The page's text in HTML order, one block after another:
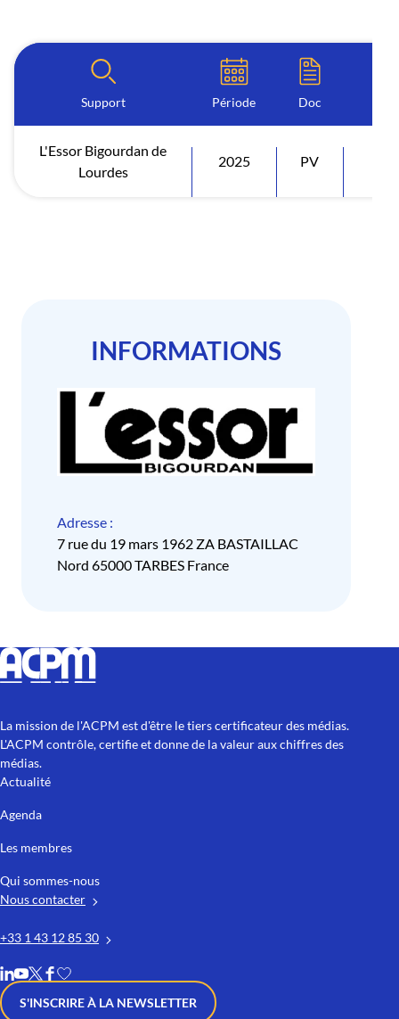
Support Période Doc
L'Essor Bigourdan de
Lourdes
2025 PV
INFORMATIONS
Adresse :
7 rue du 19 mars 1962 ZA BASTAILLAC
Nord 65000 TARBES France
La mission de l'ACPM est d'être le tiers certificateur des médias.
L'ACPM contrôle, certifie et donne de la valeur aux chiffres des
médias.
Actualité
Agenda
Les membres
Qui sommes-nous
Nous contacter
+33 1 43 12 85 30
S'INSCRIRE À LA NEWSLETTER